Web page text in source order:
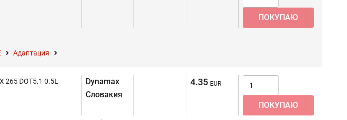
Адаптация
265 DOT5.1 0.5L
Dynamax
Словакия
4.35